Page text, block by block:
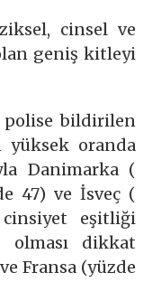
cinsel ve
geniş kitleyi
bildirilen
oranda
Danimarka (
47) ve İsveç (
eşitliği
olması dikkat
Fransa (yüzde